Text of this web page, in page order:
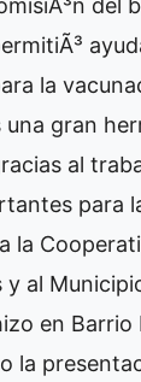
del
la
una gran
al
para
la
y al
en
la